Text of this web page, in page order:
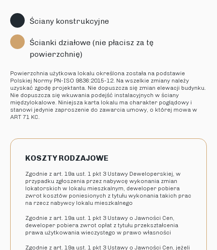
Ściany konstrukcyjne
Ścianki działowe (nie płacisz za tę
powierzchnię)
Powierzchnia użytkowa lokalu określona została na podstawie
Polskiej Normy PN-ISO 9836:2015-12. Na wszelkie zmiany należy
uzyskać zgodę projektanta. Nie dopuszcza się zmian elewacji budynku.
Nie dopuszcza się wkuwania podejść instalacyjnych w ściany
międzylokalowe. Niniejsza karta lokalu ma charakter poglądowy i
stanowi jedynie zaproszenie do zawarcia umowy, o której mowa w
ART 71 KC.
KOSZTY RODZAJOWE
Zgodnie z art. 19a ust. 1 pkt 3 Ustawy Deweloperskiej, w
przypadku zgłoszenia przez nabywcę wykonania zmian
lokatorskich w lokalu mieszkalnym, deweloper pobiera
zwrot kosztów poniesionych z tytułu wykonania takich prac
na rzecz nabywcy lokalu mieszkalnego
Zgodnie z art. 19a ust. 1 pkt 3 Ustawy o Jawności Cen,
deweloper pobiera zwrot opłat z tytułu przekształcenia
prawa użytkowania wieczystego w prawo własności
Zgodnie z art. 19a ust. 1 pkt 3 Ustawy o Jawności Cen, jeżeli